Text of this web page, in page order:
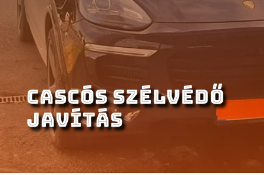
CASCÓS SZÉLVÉDŐ
JAVÍTÁS